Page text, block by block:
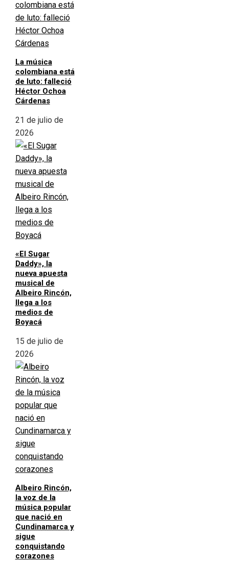
La música
colombiana está
de luto: falleció
Héctor Ochoa
Cárdenas
21 de julio de
2026
«El Sugar
Daddy», la
nueva apuesta
musical de
Albeiro Rincón,
llega a los
medios de
Boyacá
15 de julio de
2026
Albeiro Rincón,
la voz de la
música popular
que nació en
Cundinamarca y
sigue
conquistando
corazones